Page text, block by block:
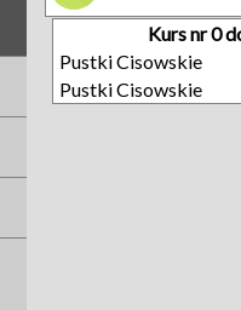
Kurs nr 0
Pustki Cisowskie
Pustki Cisowskie